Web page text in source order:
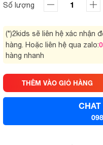
Số lượng
(*)2kids sẽ liên hệ xác nhận
hàng. Hoặc liên hệ qua zalo:
hàng nhanh
THÊM VÀO GIỎ HÀNG
CHAT